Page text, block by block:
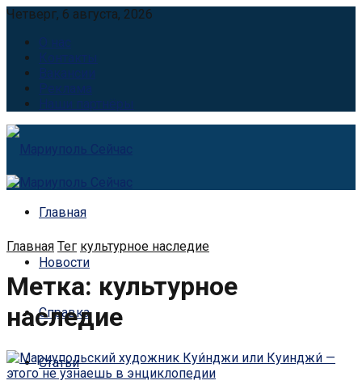
Четверг, 6 августа, 2026
О нас
Контакты
Вакансии
Реклама
Наши партнёры
Главная
Новости
Справка
Статьи
Главная Тег культурное наследие
Метка: культурное
наследие